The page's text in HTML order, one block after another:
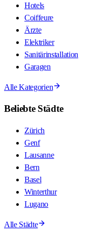
Hotels
Coiffeure
Ärzte
Elektriker
Sanitärinstallation
Garagen
Alle Kategorien
Beliebte Städte
Zürich
Genf
Lausanne
Bern
Basel
Winterthur
Lugano
Alle Städte